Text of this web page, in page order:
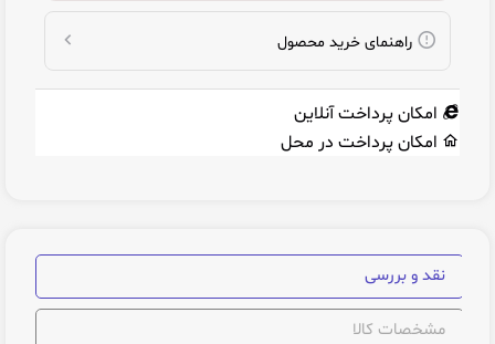
راهنمای خرید محصول
امکان پرداخت آنلاین
امکان پرداخت در محل
نقد و بررسی
مشخصات کالا